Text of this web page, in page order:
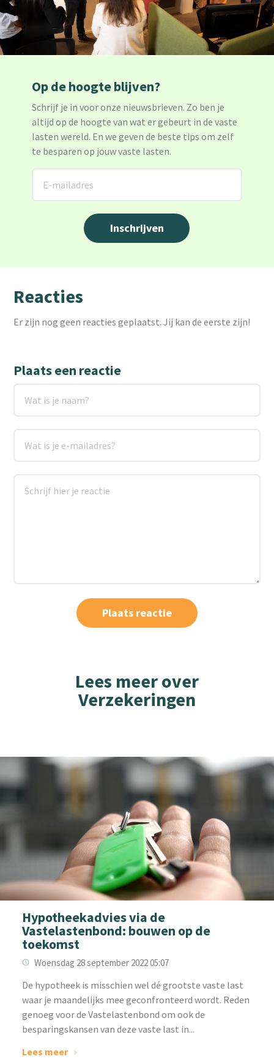
Op de hoogte blijven?
Schrijf je in voor onze nieuwsbrieven. Zo ben je
altijd op de hoogte van wat er gebeurt in de vaste
lasten wereld. En we geven de beste tips om zelf
te besparen op jouw vaste lasten.
Reacties
Er zijn nog geen reacties geplaatst. Jij kan de eerste zijn!
Plaats een reactie
Lees meer over
Verzekeringen
Hypotheekadvies via de
Vastelastenbond: bouwen op de
toekomst
Woensdag 28 september 2022 05:07
‌‌De hypotheek is misschien wel dé grootste vaste last
waar je maandelijks mee geconfronteerd wordt. Reden
genoeg voor de Vastelastenbond om ook de
besparingskansen van deze vaste last in...
Lees meer